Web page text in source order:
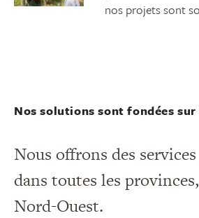
nos projets sont
Nos solutions sont fondées
Nous offrons des
dans toutes les
Nord-Ouest.